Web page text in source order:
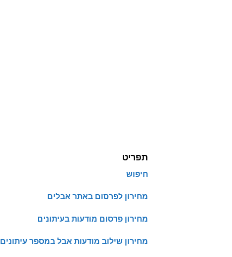
תפריט
חיפוש
מחירון לפרסום באתר אבלים
מחירון פרסום מודעות בעיתונים
מחירון שילוב מודעות אבל במספר עיתונים